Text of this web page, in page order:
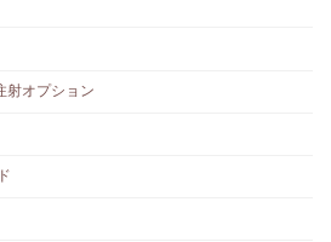
射オプション